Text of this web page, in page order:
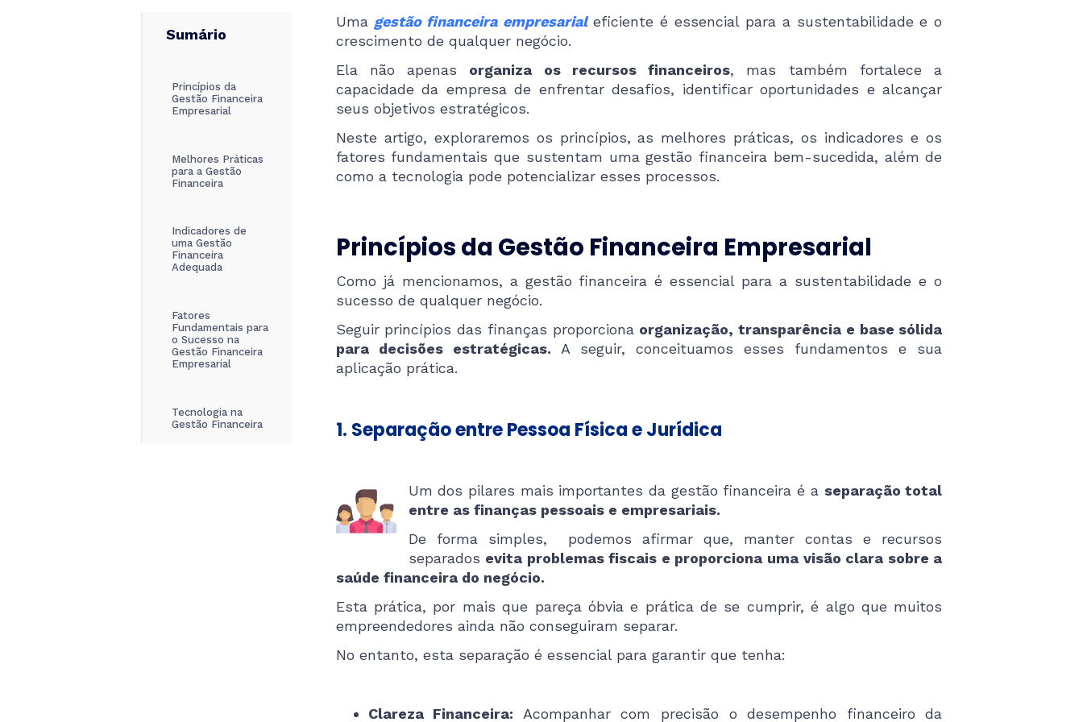
Sumário
Princípios da
Gestão Financeira
Empresarial
Melhores Práticas
para a Gestão
Financeira
Indicadores de
uma Gestão
Financeira
Adequada
Fatores
Fundamentais para
o Sucesso na
Gestão Financeira
Empresarial
Tecnologia na
Gestão Financeira
Uma gestão financeira empresarialeficiente é essencial para a sustentabilidade e o
crescimento de qualquer negócio.
Ela não apenas organiza os recursos financeiros, mas também fortalece a
capacidade da empresa de enfrentar desafios, identificar oportunidades e alcançar
seus objetivos estratégicos.
Neste artigo, exploraremos os princípios, as melhores práticas, os indicadores e os
fatores fundamentais que sustentam uma gestão financeira bem-sucedida, além de
como a tecnologia pode potencializar esses processos.
Princípios da Gestão Financeira Empresarial
Como já mencionamos, a gestão financeira é essencial para a sustentabilidade e o
sucesso de qualquer negócio.
Seguir princípios das finanças proporciona organização, transparência e base sólida
para decisões estratégicas. A seguir, conceituamos esses fundamentos e sua
aplicação prática.
1. Separação entre Pessoa Física e Jurídica
Um dos pilares mais importantes da gestão financeira é a separação total
entre as finanças pessoais e empresariais.
De forma simples, podemos afirmar que, manter contas e recursos
separados evita problemas fiscais e proporciona uma visão clara sobre a
saúde financeira do negócio.
Esta prática, por mais que pareça óbvia e prática de se cumprir, é algo que muitos
empreendedores ainda não conseguiram separar.
No entanto, esta separação é essencial para garantir que tenha:
Clareza Financeira: Acompanhar com precisão o desempenho financeiro da